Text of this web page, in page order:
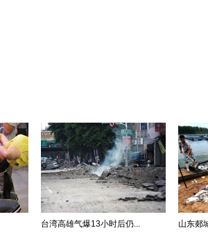
台湾高雄气爆13小时后仍... 山东郯